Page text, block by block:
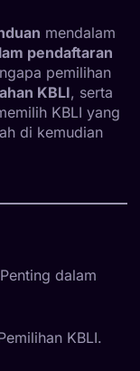
mendalam
pendaftaran
pemilihan
KBLI, serta
KBLI yang
di kemudian
dalam
KBLI.